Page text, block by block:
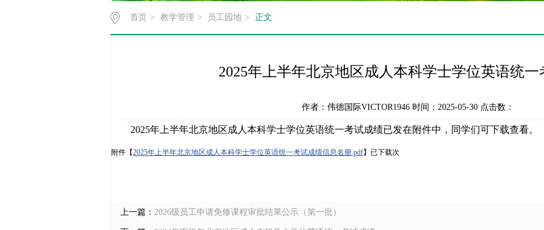
首页 > 教学管理 > 员工园地 > 正文
​2025年上半年北京地区成人本科学士学位英语统一
作者：伟德国际VICTOR1946 时间：2025-05-30 点击数：
2025年上半年北京地区成人本科学士学位英语统一考试成绩已发在附件中，同学们可下载查看。
附件【2025年上半年北京地区成人本科学士学位英语统一考试成绩信息名册.pdf】已下载次
上一篇： 2026级员工申请免修课程审批结果公示（第一批）